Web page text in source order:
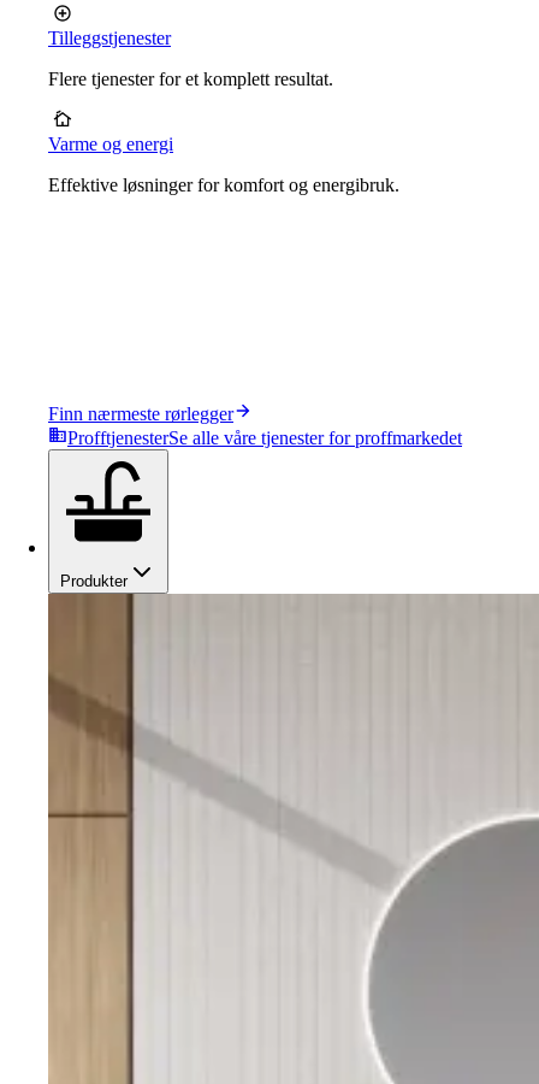
Tilleggstjenester
Flere tjenester for et komplett resultat.
Varme og energi
Effektive løsninger for komfort og energibruk.
Finn nærmeste rørlegger
ProfftjenesterSe alle våre tjenester for proffmarkedet
Produkter